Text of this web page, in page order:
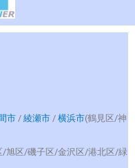
市 / 綾瀬市 / 横浜市(鶴見区/神
旭区/磯子区/金沢区/港北区/緑